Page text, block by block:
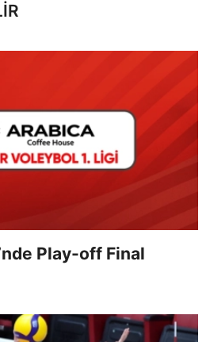
Play-off Final